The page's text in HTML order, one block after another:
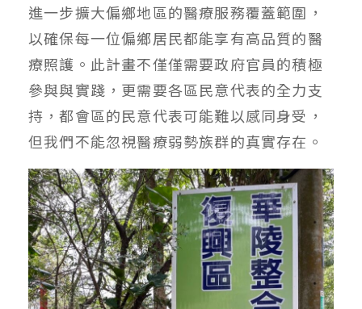
進一步擴大偏鄉地區的醫療服務覆蓋範圍，
以確保每一位偏鄉居民都能享有高品質的醫
療照護。此計畫不僅僅需要政府官員的積極
參與與實踐，更需要各區民意代表的全力支
持，都會區的民意代表可能難以感同身受，
但我們不能忽視醫療弱勢族群的真實存在。